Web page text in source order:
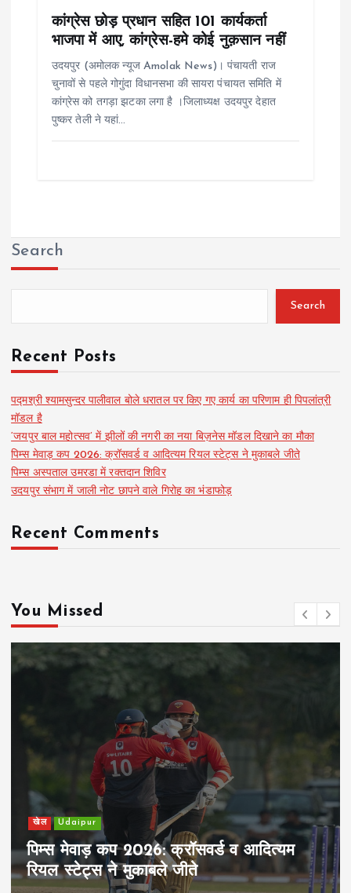
कांग्रेस छोड़ प्रधान सहित 101 कार्यकर्ता
भाजपा में आए, कांग्रेस-हमे कोई नुक़सान नहीं
उदयपुर (अमोलक न्यूज Amolak News)। पंचायती राज
चुनावों से पहले गोगुंदा विधानसभा की सायरा पंचायत समिति में
कांग्रेस को तगड़ा झटका लगा है ।जिलाध्यक्ष उदयपुर देहात
पुष्कर तेली ने यहां…
Search
Search
Recent Posts
पद्मश्री श्यामसुन्दर पालीवाल बोले धरातल पर किए गए कार्य का परिणाम ही पिपलांत्री
मॉडल है
‘जयपुर बाल महोत्सव’ में झीलों की नगरी का नया बिज़नेस मॉडल दिखाने का मौका
पिम्स मेवाड़ कप 2026: क्रॉसवर्ड व आदित्यम रियल स्टेट्स ने मुकाबले जीते
पिम्स अस्पताल उमरडा में रक्तदान शिविर
उदयपुर संभाग में जाली नोट छापने वाले गिरोह का भंडाफोड़
Recent Comments
You Missed
खेल Udaipur
पिम्स मेवाड़ कप 2026: क्रॉसवर्ड व आदित्यम
रियल स्टेट्स ने मुकाबले जीते